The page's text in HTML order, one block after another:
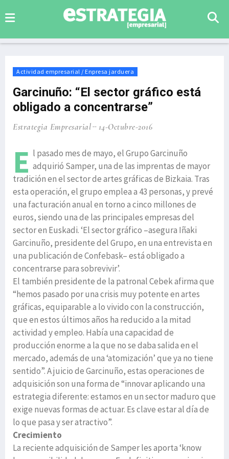
Actividad empresarial / Enpresa jarduera
Garcinuño: “El sector gráfico está
obligado a concentrarse”
Estrategia Empresarial 14-Octubre-2016
E l pasado mes de mayo, el Grupo Garcinuño
adquirió Samper, una de las imprentas de mayor
tradición en el sector de artes gráficas de Bizkaia. Tras
esta operación, el grupo emplea a 43 personas, y prevé
una facturación anual en torno a cinco millones de
euros, siendo una de las principales empresas del
sector en Euskadi. ‘El sector gráfico –asegura Iñaki
Garcinuño, presidente del Grupo, en una entrevista en
una publicación de Confebask– está obligado a
concentrarse para sobrevivir’.
El también presidente de la patronal Cebek afirma que
“hemos pasado por una crisis muy potente en artes
gráficas, equiparable a lo vivido con la construcción,
que en estos últimos años ha reducido a la mitad
actividad y empleo. Había una capacidad de
producción enorme a la que no se daba salida en el
mercado, además de una ‘atomización’ que ya no tiene
sentido”. A juicio de Garcinuño, estas operaciones de
adquisición son una forma de “innovar aplicando una
estrategia diferente: estamos en un sector maduro que
exige nuevas formas de actuar. Es clave estar al día de
lo que pasa y ser atractivo”.
Crecimiento
La reciente adquisición de Samper les aporta ‘know